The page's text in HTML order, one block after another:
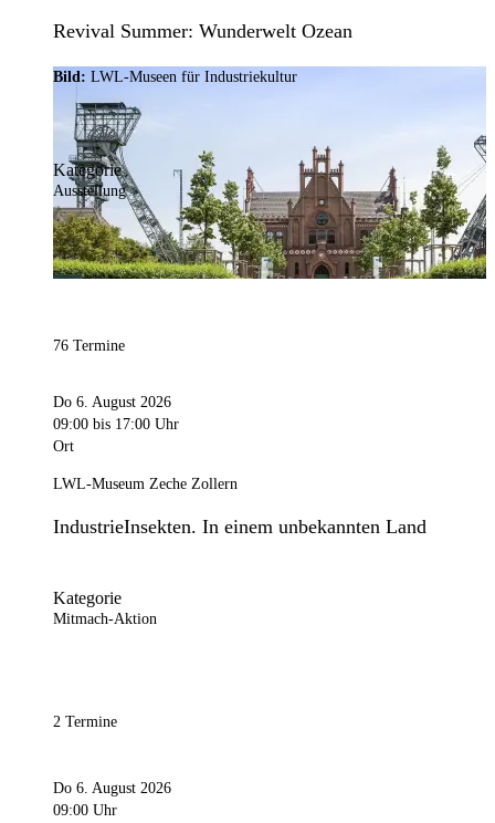
Revival Summer: Wunderwelt Ozean
Bild: LWL-Museen für Industriekultur
Kategorie
Ausstellung
76 Termine
Do 6. August 2026
09:00 bis 17:00 Uhr
Ort
LWL-Museum Zeche Zollern
IndustrieInsekten. In einem unbekannten Land
Kategorie
Mitmach-Aktion
2 Termine
Do 6. August 2026
09:00 Uhr